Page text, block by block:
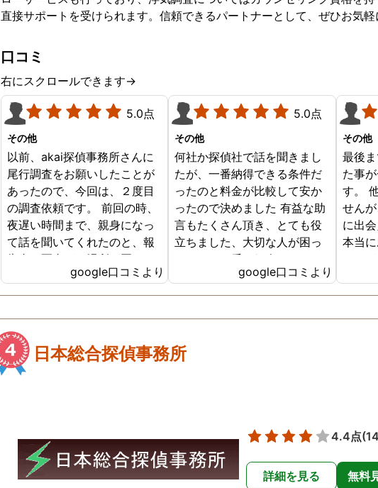
直接サポートを受けられます。信頼できるパートナーとして、ぜひお気軽
口コミ
右にスクロールできます→
5.0点
その他
以前、akai探偵事務所さんに
尾行調査をお願いしたことが
あったので、今回は、２度目
の調査依頼です。 前回の時、
夜遅い時間まで、親身になっ
て話を聞いてくれたのと、報
告書の写真が、場所が悪かっ
たのに、とても鮮明に写って
いたので、再度、調査をお願
把握をしていましたが、現場
で動いて頂いている探偵さん
の働きぶりが良くて、解決に
の証拠を撮って頂いたのは、
ありがたかったです。 調査が
終わった後も、Lineや電話で
google口コミより
5.0点
その他
何社か探偵社で話を聞きまし
たが、一番納得できる条件だ
ったのと料金が比較して安か
ったので決めました 有益な助
言もたくさん頂き、とても役
立ちました、大切な人が困っ
ていたら一番に紹介したいと
思える探偵事務所です
google口コミより
その他
最後
た事
す。
せん
に出
本当に
あり
日本総合探偵事務所
4.4点
詳細を見る 無料